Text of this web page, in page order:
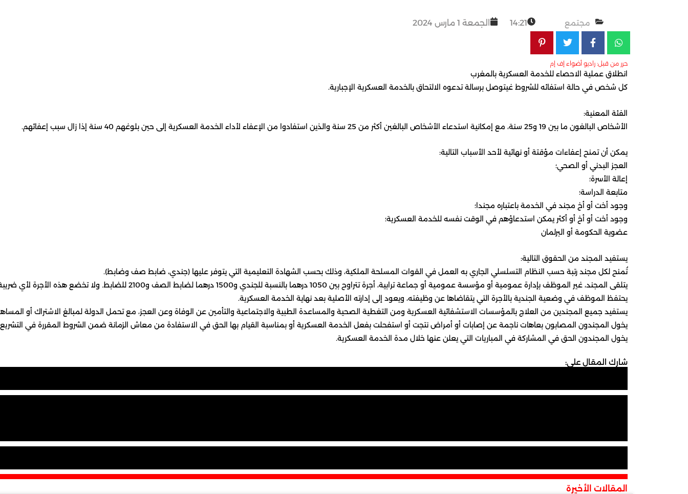
مجتمع 14:21 الجمعة 1 مارس 2024
حرر من قبل: راديو أضواء إف إم
انطلاق عملية الاحصاء للخدمة العسكرية بالمغرب
كل شخص في حالة استفائه للشروط غيتوصل برسالة تدعوه الالتحاق بالخدمة العسكرية الإجبارية.
الفئة المعنية:
الأشخاص البالغون ما بين 19 و25 سنة، مع إمكانية استدعاء الأشخاص البالغين أكثر من 25 سنة والذين استفادوا من الإعفاء لأداء الخدمة العسكرية إلى حين بلوغهم 40 سنة إذا زال سبب إعفائهم.
يمكن أن تمنح إعفاءات مؤقتة أو نهائية لأحد الأسباب التالية:
العجز البدني أو الصحي؛
إعالة الأسرة؛
متابعة الدراسة؛
وجود أخت أو أخ مجند في الخدمة باعتباره مجندا؛
وجود أخت أو أخ أو أكثر يمكن استدعاؤهم في الوقت نفسه للخدمة العسكرية؛
عضوية الحكومة أو البرلمان
يستفيد المجند من الحقوق التالية:
تُمنح لكل مجند رتبة حسب النظام التسلسلي الجاري به العمل في القوات المسلحة الملكية، وذلك بحسب الشهادة التعليمية التي يتوفر عليها (جندي، ضابط صف وضابط).
يتلقى المجند، غير الموظف بإدارة عمومية أو مؤسسة عمومية أو جماعة ترابية، أجرة تتراوح بين 1050 درهما بالنسبة للجندي و1500 درهما لضابط الصف و2100 للضابط. ولا تخضع هذه الأجرة لأي ضريبة أو اقتطاع.
يحتفظ الموظف في وضعية الجندية بالأجرة التي يتقاضاها عن وظيفته، ويعود إلى إدارته الأصلية بعد نهاية الخدمة العسكرية.
يستفيد جميع المجندين من العلاج بالمؤسسات الاستشفائية العسكرية ومن التغطية الصحية والمساعدة الطبية والاجتماعية والتأمين عن الوفاة وعن العجز، مع تحمل الدولة لمبالغ الاشتراك أو
يخول المجندون المصابون بعاهات ناجمة عن إصابات أو أمراض نتجت أو استفحلت بفعل الخدمة العسكرية أو بمناسبة القيام بها الحق في الاستفادة من معاش الزمانة ضمن الشروط المقررة في التشريع
يخول المجندون الحق في المشاركة في المباريات التي يعلن عنها خلال مدة الخدمة العسكرية.
شارك المقال على:
المقالات الأخيرة